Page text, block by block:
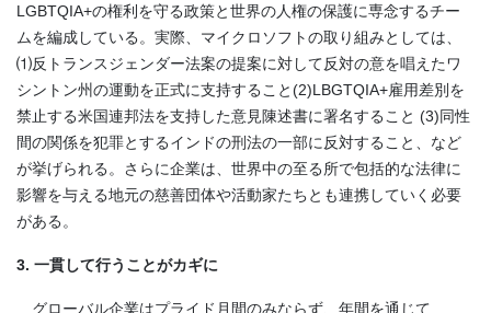
LGBTQIA+の権利を守る政策と世界の人権の保護に専念するチー
ムを編成している。実際、マイクロソフトの取り組みとしては、
⑴反トランスジェンダー法案の提案に対して反対の意を唱えたワ
シントン州の運動を正式に支持すること(2)LBGTQIA+雇用差別を
禁止する米国連邦法を支持した意見陳述書に署名すること (3)同性
間の関係を犯罪とするインドの刑法の一部に反対すること、など
が挙げられる。さらに企業は、世界中の至る所で包括的な法律に
影響を与える地元の慈善団体や活動家たちとも連携していく必要
がある。
3. 一貫して行うことがカギに
グローバル企業はプライド月間のみならず、年間を通じて